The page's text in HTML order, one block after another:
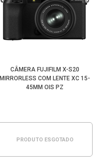
CÂMERA FUJIFILM X-S20
MIRRORLESS COM LENTE XC 15-
45MM OIS PZ
PRODUTO ESGOTADO